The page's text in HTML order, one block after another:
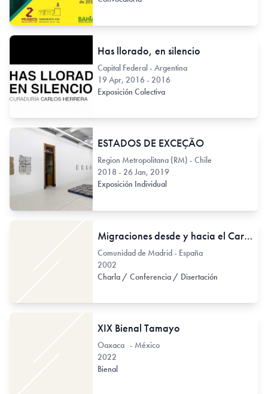
Has llorado, en silencio
Capital Federal - Argentina
19 Apr, 2016 - 2016
Exposición Colectiva
ESTADOS DE EXCEÇÃO
Region Metropolitana (RM) - Chile
2018 - 26 Jan, 2019
Exposición Individual
Migraciones desde y hacia el Caribe
Comunidad de Madrid - España
2002
Charla / Conferencia / Disertación
XIX Bienal Tamayo
Oaxaca - México
2022
Bienal